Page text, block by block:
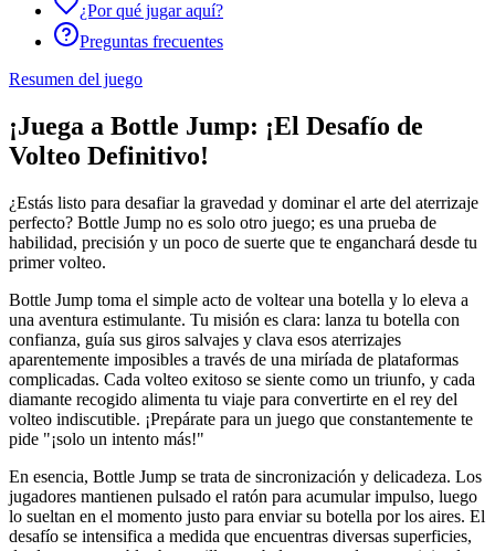
¿Por qué jugar aquí?
Preguntas frecuentes
Resumen del juego
¡Juega a Bottle Jump: ¡El Desafío de
Volteo Definitivo!
¿Estás listo para desafiar la gravedad y dominar el arte del aterrizaje
perfecto? Bottle Jump no es solo otro juego; es una prueba de
habilidad, precisión y un poco de suerte que te enganchará desde tu
primer volteo.
Bottle Jump toma el simple acto de voltear una botella y lo eleva a
una aventura estimulante. Tu misión es clara: lanza tu botella con
confianza, guía sus giros salvajes y clava esos aterrizajes
aparentemente imposibles a través de una miríada de plataformas
complicadas. Cada volteo exitoso se siente como un triunfo, y cada
diamante recogido alimenta tu viaje para convertirte en el rey del
volteo indiscutible. ¡Prepárate para un juego que constantemente te
pide "¡solo un intento más!"
En esencia, Bottle Jump se trata de sincronización y delicadeza. Los
jugadores mantienen pulsado el ratón para acumular impulso, luego
lo sueltan en el momento justo para enviar su botella por los aires. El
desafío se intensifica a medida que encuentras diversas superficies,